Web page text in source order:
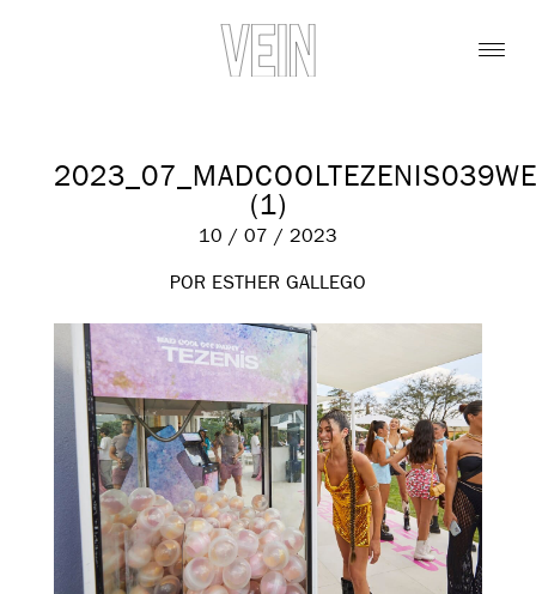
(1)
10 / 07 / 2023
POR ESTHER GALLEGO